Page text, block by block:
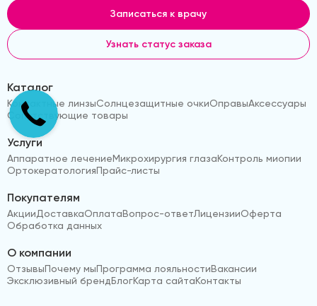
Записаться к врачу
Узнать статус заказа
Каталог
Контактные линзыСолнцезащитные очкиОправыАксессуары
Сопутствующие товары
Услуги
Аппаратное лечениеМикрохирургия глазаКонтроль миопии
ОртокератологияПрайс-листы
Покупателям
АкцииДоставкаОплатаВопрос-ответЛицензииОферта
Обработка данных
О компании
ОтзывыПочему мыПрограмма лояльностиВакансии
Эксклюзивный брендБлогКарта сайтаКонтакты